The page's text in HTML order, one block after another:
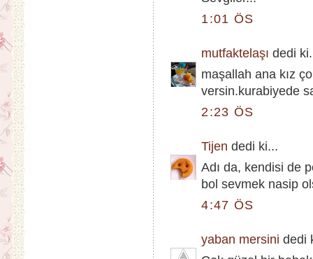
1:01 ÖS
mutfaktelaşı dedi
maşallah ana kız
versin.kurabiyede
2:23 ÖS
Tijen dedi ki...
Adı da, kendisi de
bol sevmek nasip
4:47 ÖS
yaban mersini dedi